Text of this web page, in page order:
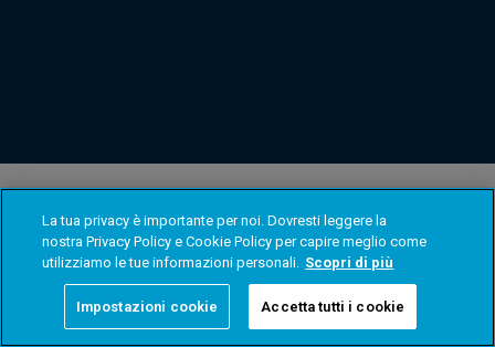
La tua privacy è importante per noi. Dovresti leggere la
nostra Privacy Policy e Cookie Policy per capire meglio come
utilizziamo le tue informazioni personali. Scopri di più
Impostazioni cookie Accetta tutti i cookie